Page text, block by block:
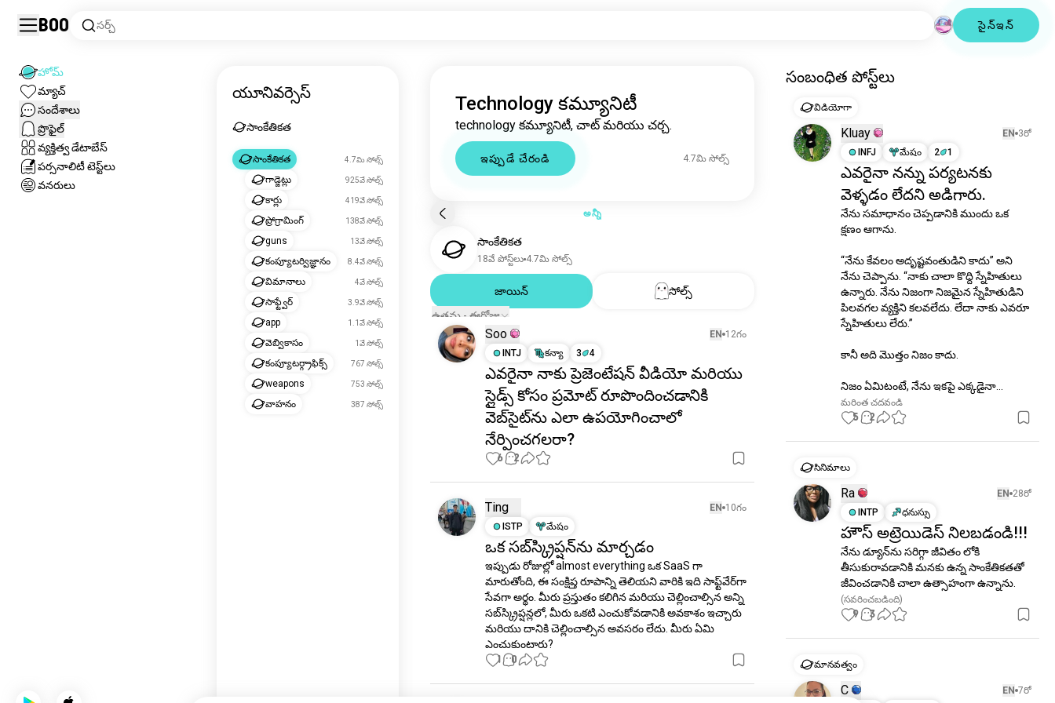
Boo సర్చ్ సైన్ఇన్
హోమ్
మ్యాచ్
సందేశాలు
ప్రొఫైల్
వ్యక్తిత్వ డేటాబేస్
పర్సనాలిటీ టెస్ట్‌లు
వనరులు
యూనివర్సెస్
సాంకేతికత
సాంకేతికత 4.7మి సోల్స్
గాడ్జెట్లు 925వే సోల్స్
కార్లు 419వే సోల్స్
ప్రోగ్రామింగ్ 138వే సోల్స్
guns 13వే సోల్స్
కంప్యూటర్విజ్ఞానం 8.4వే సోల్స్
విమానాలు 4వే సోల్స్
సాఫ్ట్వేర్ 3.9వే సోల్స్
app 1.1వే సోల్స్
వెబ్వికాసం 1వే సోల్స్
కంప్యూటర్గ్రాఫిక్స్ 767 సోల్స్
weapons 753 సోల్స్
వాహనం 387 సోల్స్
Technology కమ్యూనిటీ
technology కమ్యూనిటీ, చాట్ మరియు చర్చ.
ఇప్పుడే చేరండి 4.7మి సోల్స్
అన్నీ
సాంకేతికత
18వే పోస్ట్‌లు 4.7మి సోల్స్
జాయిన్
సోల్స్
ఉత్తమ - ఈరోజు
Soo EN 12గం
INTJ
కన్యా 3 4
ఎవరైనా నాకు ప్రెజెంటేషన్ వీడియో మరియు
స్లైడ్స్ కోసం ప్రమోట్ రూపొందించడానికి
వెబ్‌సైట్‌ను ఎలా ఉపయోగించాలో
నేర్పించగలరా?
6 2
Ting EN 10గం
ISTP
మేషం
ఒక సబ్‌స్క్రిప్షన్‌ను మార్చడం
ఇప్పుడు రోజుల్లో almost everything ఒక SaaS గా
మారుతోంది, ఈ సంక్షిప్త రూపాన్ని తెలియని వారికి ఇది సాఫ్ట్‌వేర్‌గా
సేవగా అర్థం. మీరు ప్రస్తుతం కలిగిన మరియు చెల్లించాల్సిన అన్ని
సబ్‌స్క్రిప్షన్లలో, మీరు ఒకటి ఎంచుకోవడానికి అవకాశం ఇచ్చారు
మరియు దానికి చెల్లించాల్సిన అవసరం లేదు. మీరు ఏమి
ఎంచుకుంటారు?
1 0
సంబంధిత పోస్ట్‌లు
విడియోగా
Kluay EN 3రో
INFJ
మేషం 2 1
ఎవరైనా నన్ను పర్యటనకు
వెళ్ళడం లేదని అడిగారు.
నేను సమాధానం చెప్పడానికి ముందు ఒక
క్షణం ఆగాను.
“నేను కేవలం అదృష్టవంతుడిని కాదు” అని
నేను చెప్పాను. “నాకు చాలా కొద్ది స్నేహితులు
ఉన్నారు. నేను నిజంగా నిజమైన స్నేహితుడిని
పిలవగల వ్యక్తిని కలవలేదు. లేదా నాకు ఎవరూ
స్నేహితులు లేరు.”
కానీ అది మొత్తం నిజం కాదు.
నిజం ఏమిటంటే, నేను ఇకపై ఎక్కడైనా...
మరింత చదవండి
5 2
సినిమాలు
Ra EN 28రో
INTP
ధనుస్సు
హౌస్ అట్రెయిడెస్ నిలబడండి!!!
నేను డ్యూన్‌ను సరిగ్గా జీవితం లోకి
తీసుకురావడానికి మనకు ఉన్న సాంకేతికతతో
జీవించడానికి చాలా ఉత్సాహంగా ఉన్నాను.
(సవరించబడింది)
9 3
మానవత్వం
C EN 7రో